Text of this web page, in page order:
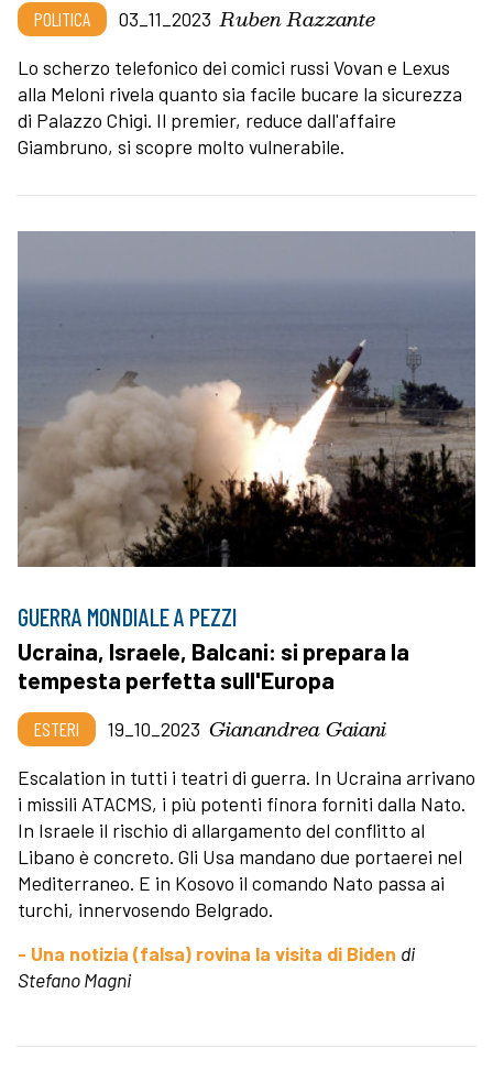
POLITICA 03_11_2023 Ruben Razzante
Lo scherzo telefonico dei comici russi Vovan e Lexus
alla Meloni rivela quanto sia facile bucare la sicurezza
di Palazzo Chigi. Il premier, reduce dall'affaire
Giambruno, si scopre molto vulnerabile.
GUERRA MONDIALE A PEZZI
Ucraina, Israele, Balcani: si prepara la
tempesta perfetta sull'Europa
ESTERI 19_10_2023 Gianandrea Gaiani
Escalation in tutti i teatri di guerra. In Ucraina arrivano
i missili ATACMS, i più potenti finora forniti dalla Nato.
In Israele il rischio di allargamento del conflitto al
Libano è concreto. Gli Usa mandano due portaerei nel
Mediterraneo. E in Kosovo il comando Nato passa ai
turchi, innervosendo Belgrado.
- Una notizia (falsa) rovina la visita di Biden di
Stefano Magni